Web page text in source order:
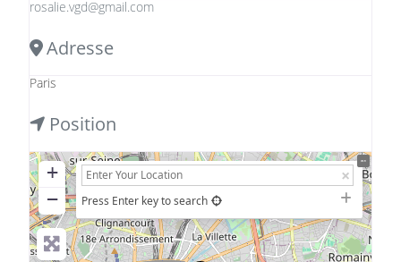
rosalie.vgd@gmail.com
Adresse
Paris
Position
+
−
Press Enter key to search